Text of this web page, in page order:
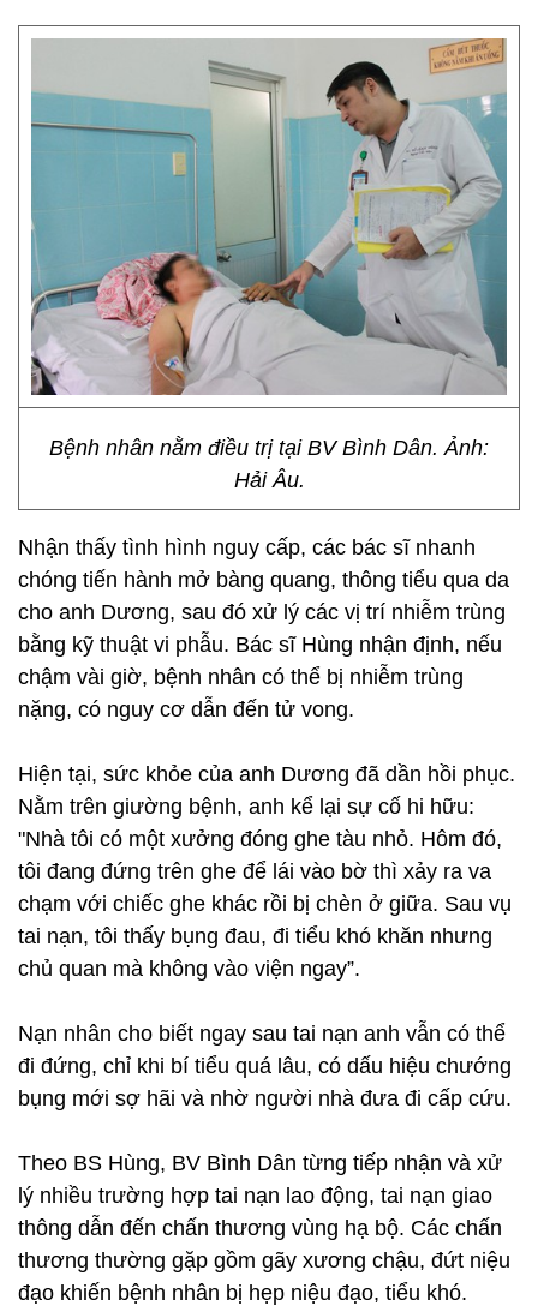
Bệnh nhân nằm điều trị tại BV Bình Dân. Ảnh:
Hải Âu.
Nhận thấy tình hình nguy cấp, các bác sĩ nhanh
chóng tiến hành mở bàng quang, thông tiểu qua da
cho anh Dương, sau đó xử lý các vị trí nhiễm trùng
bằng kỹ thuật vi phẫu. Bác sĩ Hùng nhận định, nếu
chậm vài giờ, bệnh nhân có thể bị nhiễm trùng
nặng, có nguy cơ dẫn đến tử vong.
Hiện tại, sức khỏe của anh Dương đã dần hồi phục.
Nằm trên giường bệnh, anh kể lại sự cố hi hữu:
"Nhà tôi có một xưởng đóng ghe tàu nhỏ. Hôm đó,
tôi đang đứng trên ghe để lái vào bờ thì xảy ra va
chạm với chiếc ghe khác rồi bị chèn ở giữa. Sau vụ
tai nạn, tôi thấy bụng đau, đi tiểu khó khăn nhưng
chủ quan mà không vào viện ngay”.
Nạn nhân cho biết ngay sau tai nạn anh vẫn có thể
đi đứng, chỉ khi bí tiểu quá lâu, có dấu hiệu chướng
bụng mới sợ hãi và nhờ người nhà đưa đi cấp cứu.
Theo BS Hùng, BV Bình Dân từng tiếp nhận và xử
lý nhiều trường hợp tai nạn lao động, tai nạn giao
thông dẫn đến chấn thương vùng hạ bộ. Các chấn
thương thường gặp gồm gãy xương chậu, đứt niệu
đạo khiến bệnh nhân bị hẹp niệu đạo, tiểu khó.